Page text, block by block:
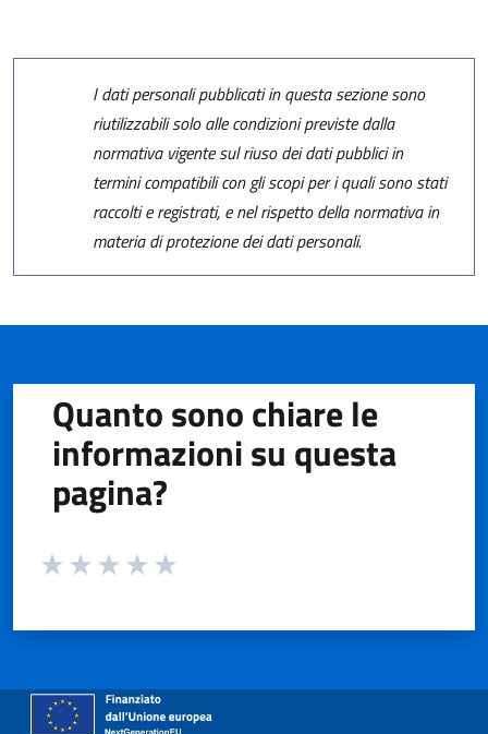
I dati personali pubblicati in questa sezione sono
riutilizzabili solo alle condizioni previste dalla
normativa vigente sul riuso dei dati pubblici in
termini compatibili con gli scopi per i quali sono stati
raccolti e registrati, e nel rispetto della normativa in
materia di protezione dei dati personali.
Quanto sono chiare le
informazioni su questa
pagina?
Valuta da 1 a 5 stelle la pagina